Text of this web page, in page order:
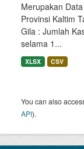
Merupakan
Provinsi Kaltim
Gila : Jumlah
selama 1...
XLSX CSV
You can also
API).